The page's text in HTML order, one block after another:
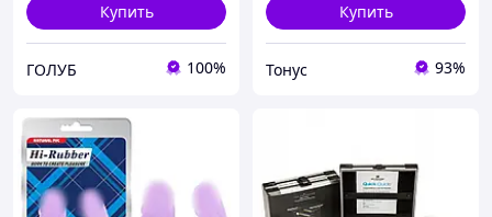
Купить
ГОЛУБ 100%
Купить
Тонус 93%